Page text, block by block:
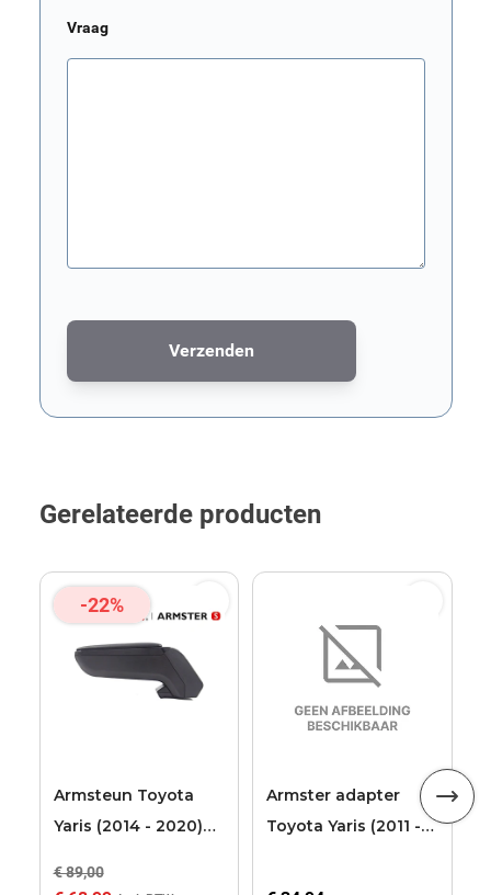
Vraag
Verzenden
Dit formulier wordt beschermd door reCAPTCHA. Het
Gerelateerde producten
-22%
Armsteun Toyota
Yaris (2014 - 2020)
€ 89,00
Armster adapter
Toyota Yaris (2011 -